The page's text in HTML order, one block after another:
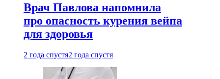
Врач Павлова напомнила
про опасность курения вейпа
для здоровья
2 года спустя2 года спустя